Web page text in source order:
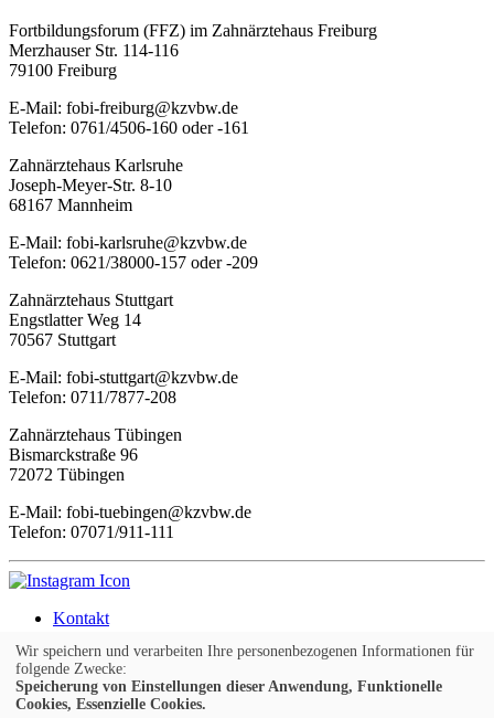
Fortbildungsforum (FFZ) im Zahnärztehaus Freiburg
Merzhauser Str. 114-116
79100 Freiburg
E-Mail: fobi-freiburg@kzvbw.de
Telefon: 0761/4506-160 oder -161
Zahnärztehaus Karlsruhe
Joseph-Meyer-Str. 8-10
68167 Mannheim
E-Mail: fobi-karlsruhe@kzvbw.de
Telefon: 0621/38000-157 oder -209
Zahnärztehaus Stuttgart
Engstlatter Weg 14
70567 Stuttgart
E-Mail: fobi-stuttgart@kzvbw.de
Telefon: 0711/7877-208
Zahnärztehaus Tübingen
Bismarckstraße 96
72072 Tübingen
E-Mail: fobi-tuebingen@kzvbw.de
Telefon: 07071/911-111
Kontakt
AGB
Widerruf
Datenschutzerklärung
Wir speichern und verarbeiten Ihre personenbezogenen Informationen für
folgende Zwecke:
Speicherung von Einstellungen dieser Anwendung, Funktionelle
Cookies, Essenzielle Cookies.